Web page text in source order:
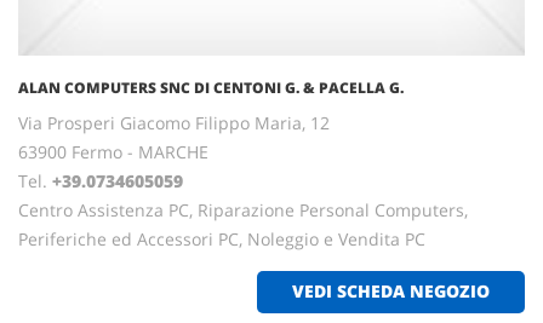
ALAN COMPUTERS SNC DI CENTONI G. & PACELLA G.
Via Prosperi Giacomo Filippo Maria, 12
63900 Fermo - MARCHE
Tel. +39.0734605059
Centro Assistenza PC, Riparazione Personal Computers,
Periferiche ed Accessori PC, Noleggio e Vendita PC
VEDI SCHEDA NEGOZIO